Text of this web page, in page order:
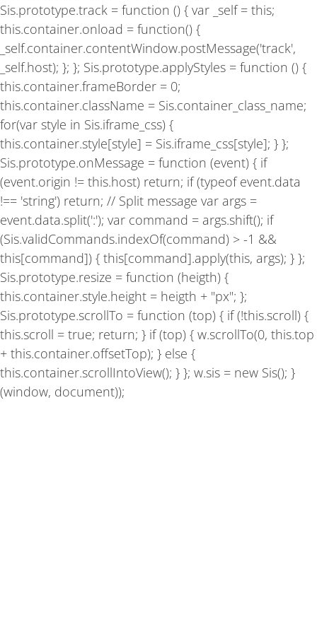
Sis.prototype.track = function () { var _self = this;
this.container.onload = function() {
_self.container.contentWindow.postMessage('track',
_self.host); }; }; Sis.prototype.applyStyles = function () {
this.container.frameBorder = 0;
this.container.className = Sis.container_class_name;
for(var style in Sis.iframe_css) {
this.container.style[style] = Sis.iframe_css[style]; } };
Sis.prototype.onMessage = function (event) { if
(event.origin != this.host) return; if (typeof event.data
!== 'string') return; // Split message var args =
event.data.split(':'); var command = args.shift(); if
(Sis.validCommands.indexOf(command) > -1 &&
this[command]) { this[command].apply(this, args); } };
Sis.prototype.resize = function (heigth) {
this.container.style.height = heigth + "px"; };
Sis.prototype.scrollTo = function (top) { if (!this.scroll) {
this.scroll = true; return; } if (top) { w.scrollTo(0, this.top
+ this.container.offsetTop); } else {
this.container.scrollIntoView(); } }; w.sis = new Sis(); }
(window, document));